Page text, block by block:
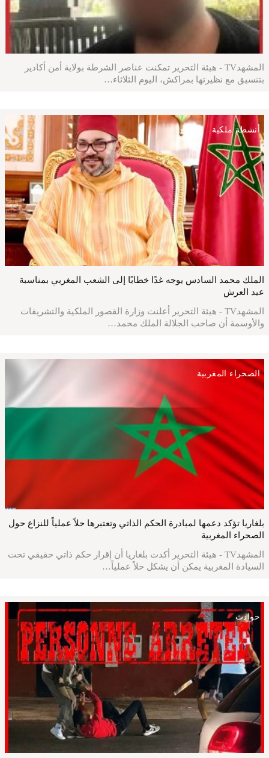
المشهدTV - هيئة التحرير تمكنت عناصر الشرطة بولاية أمن أكادير
بتنسيق مع نظيرتها بمراكش، اليوم الثلاثاء…
أنشطة ملكية
الملك محمد السادس يوجه غدًا خطابًا إلى الشعب المغربي بمناسبة
عيد العرش
المشهدTV - هيئة التحرير أعلنت وزارة القصور الملكية والتشريفات
والأوسمة أن صاحب الجلالة الملك محمد…
الصحراء المغربية
بلغاريا تؤكد دعمها لمبادرة الحكم الذاتي وتعتبرها حلاً عملياً للنزاع حول
الصحراء المغربية
المشهدTV - هيئة التحرير أكدت بلغاريا أن إقرار حكم ذاتي حقيقي تحت
السيادة المغربية يمكن أن يشكل حلاً عملياً…
حوادث